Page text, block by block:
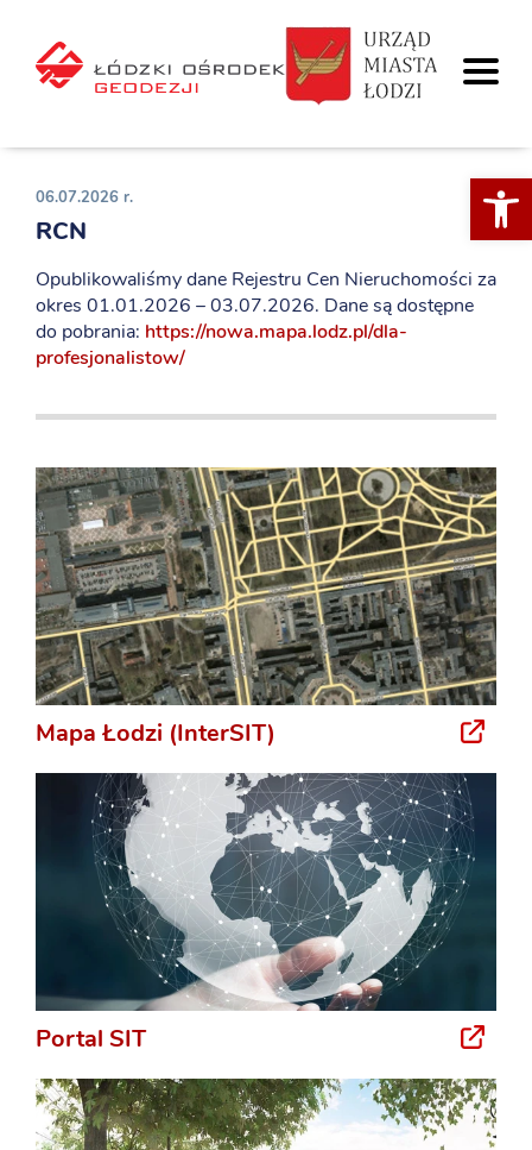
06.07.2026 r.
RCN
Opublikowaliśmy dane Rejestru Cen Nieruchomości za
okres 01.01.2026 – 03.07.2026. Dane są dostępne
do pobrania: https://nowa.mapa.lodz.pl/dla-
profesjonalistow/
Mapa Łodzi (InterSIT)
Portal SIT